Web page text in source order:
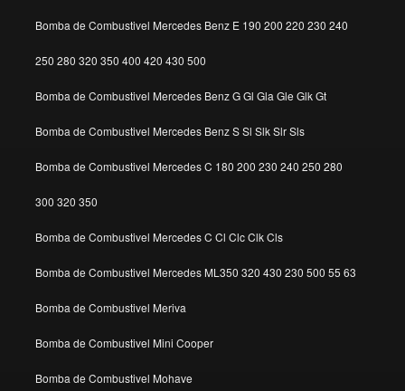
Bomba de Combustivel Mercedes Benz E 190 200 220 230 240
250 280 320 350 400 420 430 500
Bomba de Combustivel Mercedes Benz G Gl Gla Gle Glk Gt
Bomba de Combustivel Mercedes Benz S Sl Slk Slr Sls
Bomba de Combustivel Mercedes C 180 200 230 240 250 280
300 320 350
Bomba de Combustivel Mercedes C Cl Clc Clk Cls
Bomba de Combustivel Mercedes ML350 320 430 230 500 55 63
Bomba de Combustivel Meriva
Bomba de Combustivel Mini Cooper
Bomba de Combustivel Mohave